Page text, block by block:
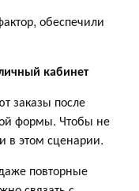
обеспечили
кабинет
заказы после
формы. Чтобы не
в этом сценарии.
повторные